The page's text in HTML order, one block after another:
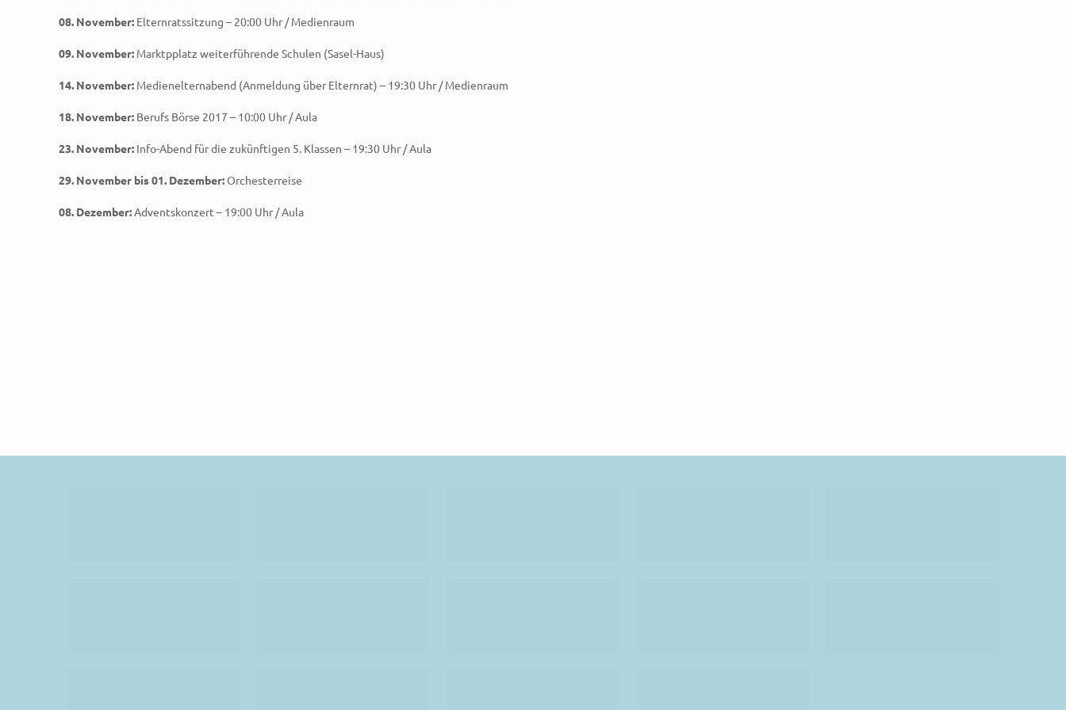
08. November: Elternratssitzung – 20:00 Uhr / Medienraum
09. November: Marktpplatz weiterführende Schulen (Sasel-Haus)
14. November: Medienelternabend (Anmeldung über Elternrat) – 19:30 Uhr / Medienraum
18. November: Berufs Börse 2017 – 10:00 Uhr / Aula
23. November: Info-Abend für die zukünftigen 5. Klassen – 19:30 Uhr / Aula
29. November bis 01. Dezember:Orchesterreise
08. Dezember:Adventskonzert – 19:00 Uhr / Aula